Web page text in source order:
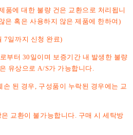
품에 대한 불량 건은 교환으로 처리됩니
은 혹은 사용하지 않은 제품에 한하여)
7일까지 신청 완료)
부터 30일이며 보증기간 내 발생한 불량
유상으로 A/S가 가능합니다.
된 경우, 구성품이 누락된 경우에는 교
교환이 불가능합니다. 구매 시 세탁방